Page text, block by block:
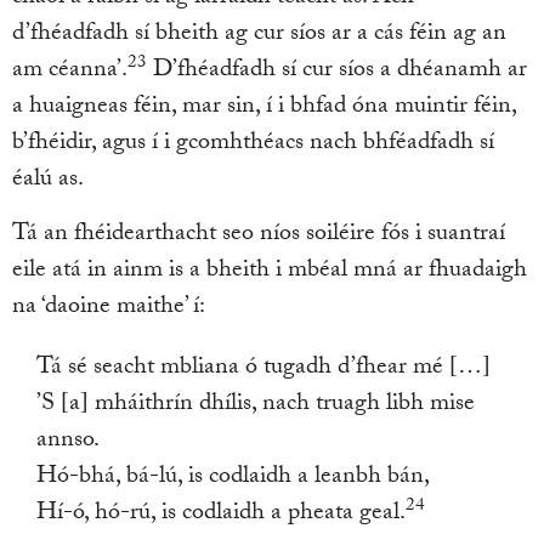
d’fhéadfadh sí bheith ag cur síos ar a cás féin ag an
am céanna’.23 D’fhéadfadh sí cur síos a dhéanamh ar
a huaigneas féin, mar sin, í i bhfad óna muintir féin,
b’fhéidir, agus í i gcomhthéacs nach bhféadfadh sí
éalú as.
Tá an fhéidearthacht seo níos soiléire fós i suantraí
eile atá in ainm is a bheith i mbéal mná ar fhuadaigh
na ‘daoine maithe’ í:
Tá sé seacht mbliana ó tugadh d’fhear mé […]
’S [a] mháithrín dhílis, nach truagh libh mise
annso.
Hó-bhá, bá-lú, is codlaidh a leanbh bán,
Hí-ó, hó-rú, is codlaidh a pheata geal.24